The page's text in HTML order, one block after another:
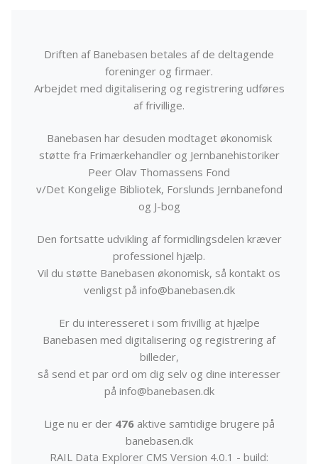
Driften af Banebasen betales af de deltagende
foreninger og firmaer.
Arbejdet med digitalisering og registrering udføres
af frivillige.
Banebasen har desuden modtaget økonomisk
støtte fra Frimærkehandler og Jernbanehistoriker
Peer Olav Thomassens Fond
v/Det Kongelige Bibliotek, Forslunds Jernbanefond
og J-bog
Den fortsatte udvikling af formidlingsdelen kræver
professionel hjælp.
Vil du støtte Banebasen økonomisk, så kontakt os
venligst på info@banebasen.dk
Er du interesseret i som frivillig at hjælpe
Banebasen med digitalisering og registrering af
billeder,
så send et par ord om dig selv og dine interesser
på info@banebasen.dk
Lige nu er der 476aktive samtidige brugere på
banebasen.dk
RAIL Data Explorer CMS Version 4.0.1 - build: